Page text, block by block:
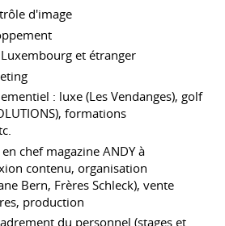
d'image
et étranger
: luxe (Les Vendanges), golf
formations
chef magazine ANDY à
contenu, organisation
Bern, Frères Schleck), vente
production
du personnel (stages et